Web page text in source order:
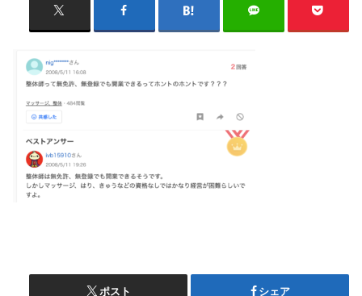
ポスト シェア